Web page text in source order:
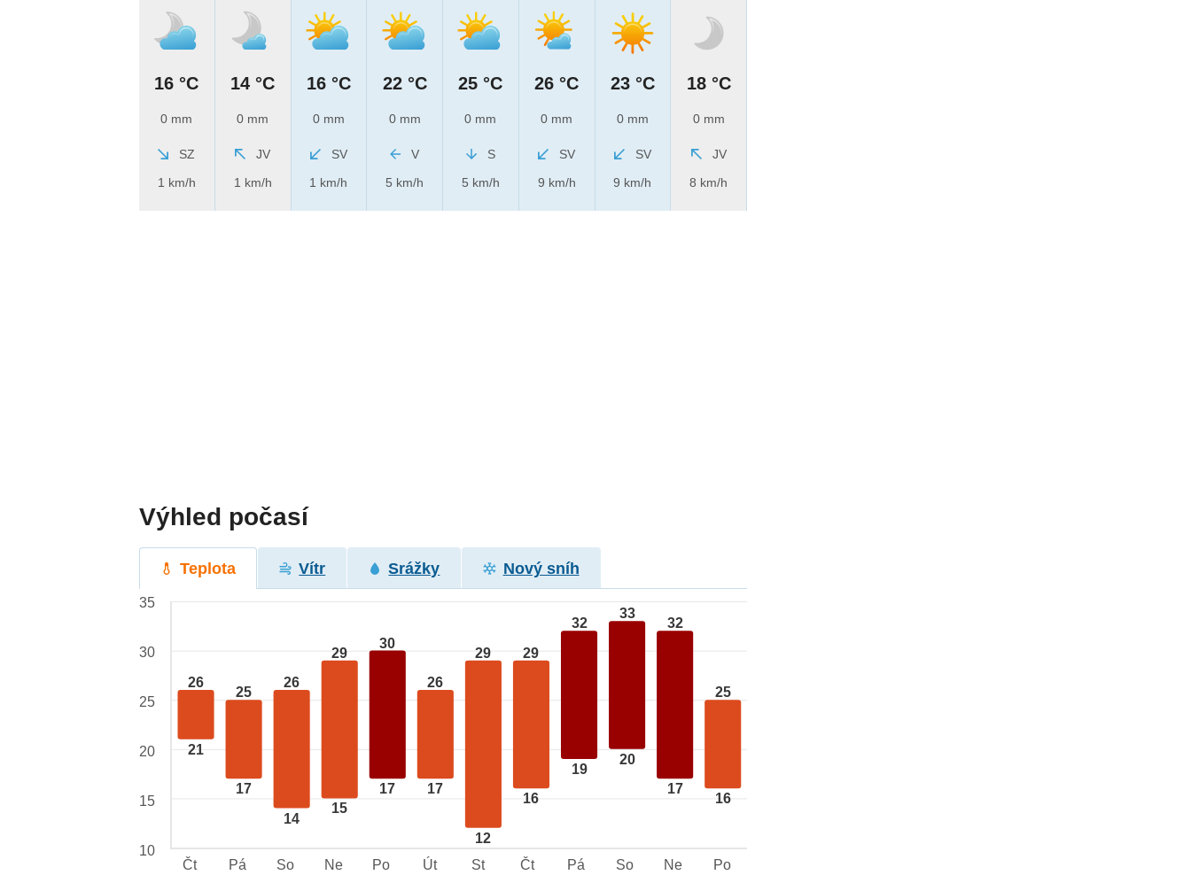
16 °C
0 mm
SZ
1 km/h
14 °C
0 mm
JV
1 km/h
16 °C
0 mm
SV
1 km/h
22 °C
0 mm
V
5 km/h
25 °C
0 mm
S
5 km/h
26 °C
0 mm
SV
9 km/h
23 °C
0 mm
SV
9 km/h
18 °C
0 mm
JV
8 km/h
Výhled počasí
Teplota Vítr Srážky Nový sníh
26
21
25
17
26
14
29
15
30
17
26
17
29
12
29
16
32
19
33
20
32
17
25
16
35
30
25
20
15
10
Čt
Pá So Ne Po Út St Čt Pá So Ne Po